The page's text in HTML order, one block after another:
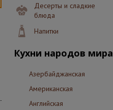
Десерты и сладкие
блюда
Напитки
Кухни народов мира
Азербайджанская
Американская
Английская